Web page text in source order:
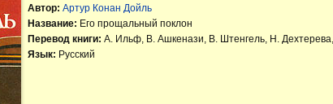
Автор: Артур Конан Дойль
Название: Его прощальный поклон
Перевод книги: А. Ильф, В. Ашкенази, В. Штенгель, Н.
Язык: Русский